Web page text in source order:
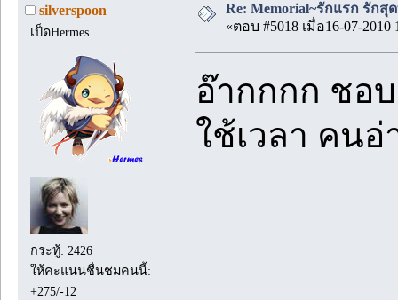
silverspoon
เป็ดHermes
กระทู้: 2426
ให้คะแนนชื่นชมคนนี้:
+275/-12
Re: Memorial~รักแรก รักสุ
«ตอบ #5018 เมื่อ16-07-2010
อ๊ากกกก ชอ
ใช้เวลา คน